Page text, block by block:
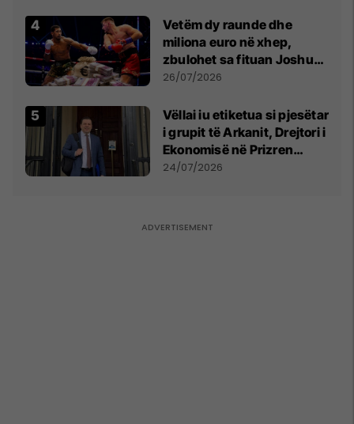
Vetëm dy raunde dhe
miliona euro në xhep,
zbulohet sa fituan Joshua
e Prenga
26/07/2026
Vëllai iu etiketua si pjesëtar
i grupit të Arkanit, Drejtori i
Ekonomisë në Prizren
mohon pretendimet
24/07/2026